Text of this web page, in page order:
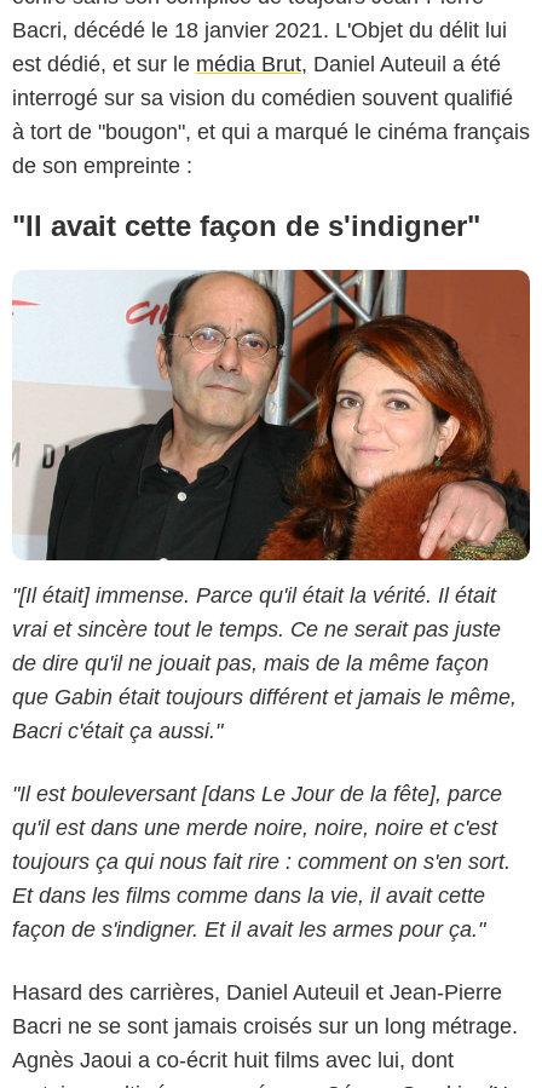
Bacri, décédé le 18 janvier 2021. L'Objet du délit lui
est dédié, et sur le média Brut, Daniel Auteuil a été
interrogé sur sa vision du comédien souvent qualifié
à tort de "bougon", et qui a marqué le cinéma français
de son empreinte :
"Il avait cette façon de s'indigner"
"[Il était] immense. Parce qu'il était la vérité. Il était
vrai et sincère tout le temps. Ce ne serait pas juste
de dire qu'il ne jouait pas, mais de la même façon
que Gabin était toujours différent et jamais le même,
Bacri c'était ça aussi."
"Il est bouleversant [dans Le Jour de la fête], parce
qu'il est dans une merde noire, noire, noire et c'est
toujours ça qui nous fait rire : comment on s'en sort.
Et dans les films comme dans la vie, il avait cette
façon de s'indigner. Et il avait les armes pour ça."
Hasard des carrières, Daniel Auteuil et Jean-Pierre
Bacri ne se sont jamais croisés sur un long métrage.
Agnès Jaoui a co-écrit huit films avec lui, dont
JACOVIDES-MOREAU / BESTIMAGE